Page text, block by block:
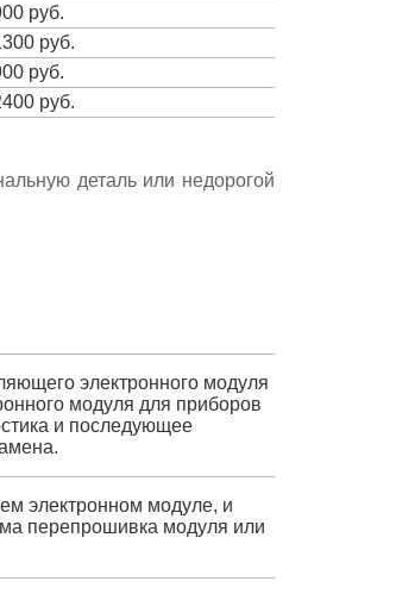
руб.
руб.
руб.
руб.
деталь или недорогой
электронного модуля
модуля для приборов
и последующее
электронном модуле, и
перепрошивка модуля или